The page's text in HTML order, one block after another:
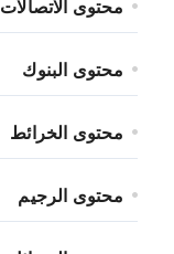
محتوى الاتصالات
محتوى البنوك
محتوى الخرائط
محتوى الرجيم